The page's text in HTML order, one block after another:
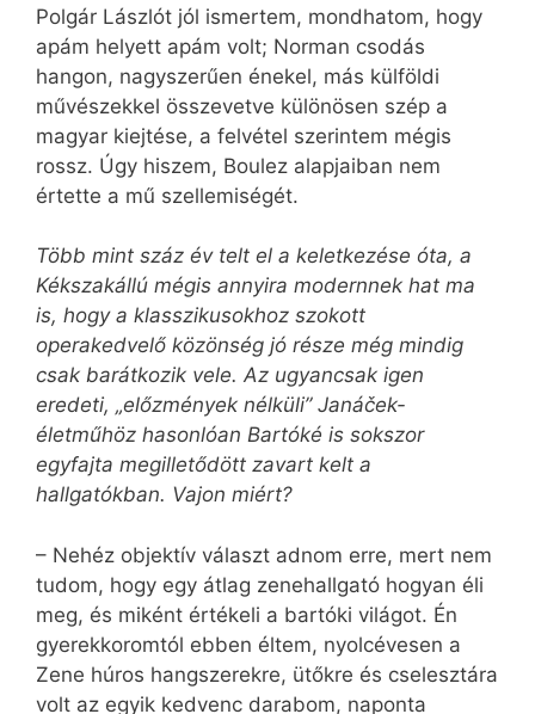
Polgár Lászlót jól ismertem, mondhatom, hogy
apám helyett apám volt; Norman csodás
hangon, nagyszerűen énekel, más külföldi
művészekkel összevetve különösen szép a
magyar kiejtése, a felvétel szerintem mégis
rossz. Úgy hiszem, Boulez alapjaiban nem
értette a mű szellemiségét.
Több mint száz év telt el a keletkezése óta, a
Kékszakállú mégis annyira modernnek hat ma
is, hogy a klasszikusokhoz szokott
operakedvelő közönség jó része még mindig
csak barátkozik vele. Az ugyancsak igen
eredeti, „előzmények nélküli” Janáček-
életműhöz hasonlóan Bartóké is sokszor
egyfajta megilletődött zavart kelt a
hallgatókban. Vajon miért?
– Nehéz objektív választ adnom erre, mert nem
tudom, hogy egy átlag zenehallgató hogyan éli
meg, és miként értékeli a bartóki világot. Én
gyerekkoromtól ebben éltem, nyolcévesen a
Zene húros hangszerekre, ütőkre és cselesztára
volt az egyik kedvenc darabom, naponta